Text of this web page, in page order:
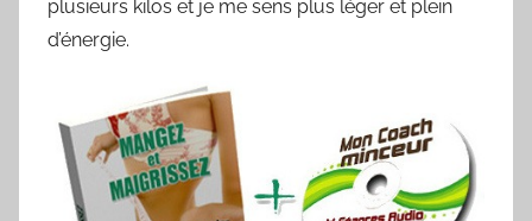
plusieurs kilos et je me sens plus léger et plein
d’énergie.